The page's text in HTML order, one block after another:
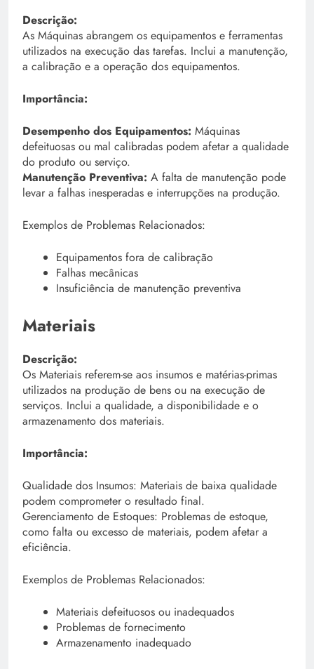
Descrição:
As Máquinas abrangem os equipamentos e ferramentas
utilizados na execução das tarefas. Inclui a manutenção,
a calibração e a operação dos equipamentos.
Importância:
Desempenho dos Equipamentos: Máquinas
defeituosas ou mal calibradas podem afetar a qualidade
do produto ou serviço.
Manutenção Preventiva: A falta de manutenção pode
levar a falhas inesperadas e interrupções na produção.
Exemplos de Problemas Relacionados:
Equipamentos fora de calibração
Falhas mecânicas
Insuficiência de manutenção preventiva
Materiais
Descrição:
Os Materiais referem-se aos insumos e matérias-primas
utilizados na produção de bens ou na execução de
serviços. Inclui a qualidade, a disponibilidade e o
armazenamento dos materiais.
Importância:
Qualidade dos Insumos: Materiais de baixa qualidade
podem comprometer o resultado final.
Gerenciamento de Estoques: Problemas de estoque,
como falta ou excesso de materiais, podem afetar a
eficiência.
Exemplos de Problemas Relacionados:
Materiais defeituosos ou inadequados
Problemas de fornecimento
Armazenamento inadequado